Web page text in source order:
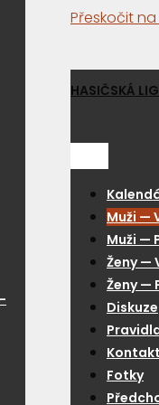
Přeskočit
HASIČSKÁ
Muži —
Muži —
Ženy —
Ženy —
Diskuze
Fotky